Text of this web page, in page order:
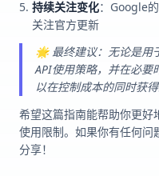
持续关注变化：Google
关注官方更新
🌟 最终建议：无论是用
API使用策略，并在必要
以在控制成本的同时获
希望这篇指南能帮助你更
使用限制。如果你有任何问
分享！